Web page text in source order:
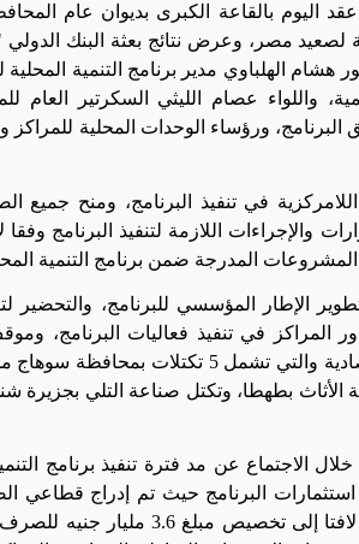
اليوم بالقاعة الكبرى بديوان عام
هشام الهلباوي مدير برنامج التنمية
واللواء عصام الليثي السكرتير
ورؤساء الوحدات المحلية للمراكز
في تنفيذ البرنامج، ومنح جميع
والإجراءات اللازمة لتنفيذ البرنامج
المشروعات المدرجة ضمن برنامج التنمية
الإطار المؤسسي للبرنامج، والتحضير
دور المراكز في تنفيذ فعاليات البرنامج،
وعرض موقف التكتلات الإقتصادية والتي
الأثاث بطهطا، وتكتل صناعة التلي
الاجتماع عن مد فترة تنفيذ برنامج
استثمارات البرنامج حيث تم إدراج قطاعي
يمكن للبرنامج الصرف عليها،